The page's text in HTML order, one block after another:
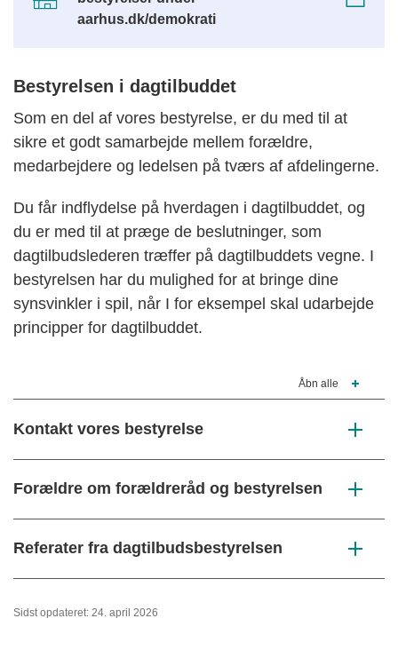
aarhus.dk/demokrati
Bestyrelsen i dagtilbuddet
Som en del af vores bestyrelse, er du med til at
sikre et godt samarbejde mellem forældre,
medarbejdere og ledelsen på tværs af afdelingerne.
Du får indflydelse på hverdagen i dagtilbuddet, og
du er med til at præge de beslutninger, som
dagtilbudslederen træffer på dagtilbuddets vegne. I
bestyrelsen har du mulighed for at bringe dine
synsvinkler i spil, når I for eksempel skal udarbejde
principper for dagtilbuddet.
Åbn alle
Kontakt vores bestyrelse
Forældre om forældreråd og bestyrelsen
Referater fra dagtilbudsbestyrelsen
Sidst opdateret: 24. april 2026